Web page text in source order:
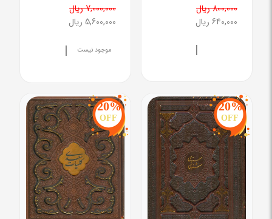
800,000 ریال
640,000 ریال
|
7,000,000 ریال
5,600,000 ریال
موجود نیست |
20%
OFF
20%
OFF